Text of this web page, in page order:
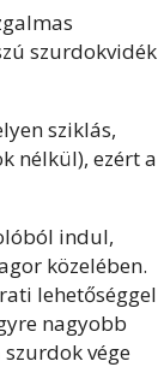
szurdokvidék
sziklás,
nélkül), ezért a
indul,
közelében.
lehetőséggel
nagyobb
vége